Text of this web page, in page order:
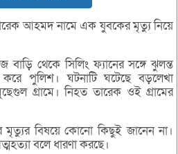
আহমদ নামে এক যুবকের মৃত্যু নিয়ে
বাড়ি থেকে সিলিং ফ্যানের সঙ্গে ঝুলন্ত
পুলিশ। ঘটনাটি ঘটেছে বড়লেখা
গ্রামে। নিহত তারেক ওই গ্রামের
মৃত্যুর বিষয়ে কোনো কিছুই জানেন না।
বলে ধারণা করছে।